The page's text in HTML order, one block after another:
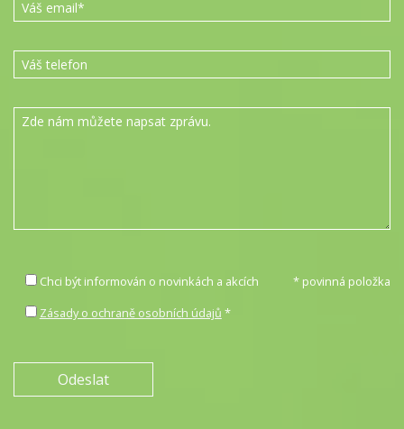
Chci být informován o novinkách a akcích
Zásady o ochraně osobních údajů *
* povinná položka